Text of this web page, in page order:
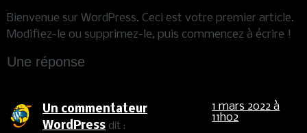
Bienvenue sur WordPress. Ceci est votre premier article.
Modifiez-le ou supprimez-le, puis commencez à écrire !
Une réponse
Un commentateur
WordPress dit :
1 mars 2022 à
11h02